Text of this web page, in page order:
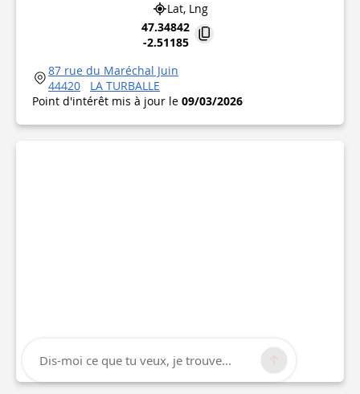
Lat, Lng
47.34842
-2.51185
87 rue du Maréchal Juin
44420
LA TURBALLE
Point d'intérêt mis à jour le 09/03/2026
Dis-moi ce que tu veux, je trouve...